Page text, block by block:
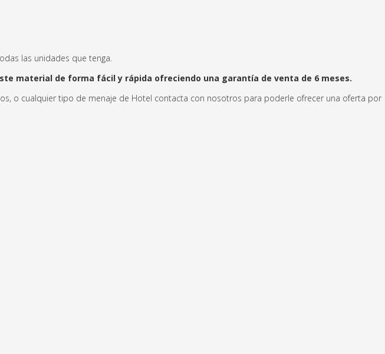
las unidades que tenga.
material de forma fácil y rápida ofreciendo una garantía de venta de 6 meses.
o cualquier tipo de menaje de Hotel contacta con nosotros para poderle ofrecer una oferta por